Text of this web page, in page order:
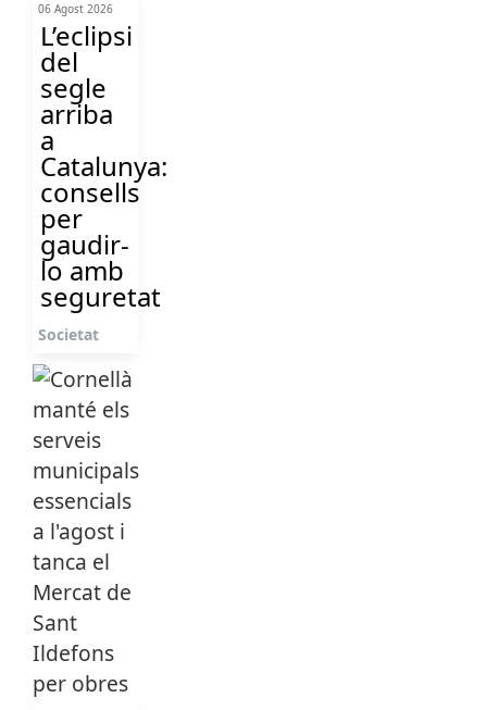
06 Agost 2026
L’eclipsi
del
segle
arriba
a
Catalunya:
consells
per
gaudir-
lo amb
seguretat
Societat